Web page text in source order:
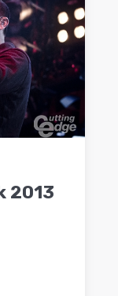
2013